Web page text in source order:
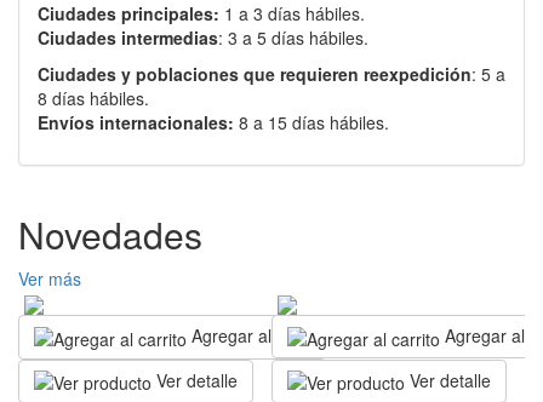
Ciudades principales: 1 a 3 días hábiles.
Ciudades intermedias: 3 a 5 días hábiles.
Ciudades y poblaciones que requieren reexpedición: 5 a
8 días hábiles.
Envíos internacionales: 8 a 15 días hábiles.
Novedades
Ver más
Agregar al carrito
Ver detalle
Agregar al
Ver detalle